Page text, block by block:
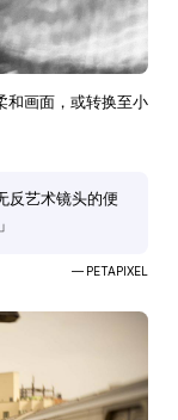
和画面，或转换至小
反艺术镜头的便
— PETAPIXEL